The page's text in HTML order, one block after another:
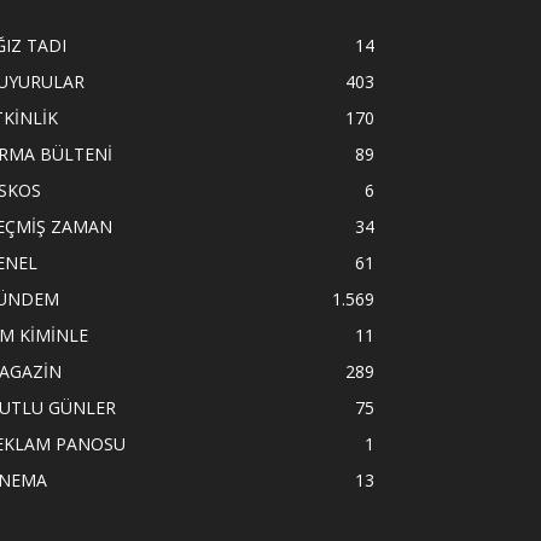
TADI
14
403
170
BÜLTENİ
89
6
ZAMAN
34
61
1.569
KİMİNLE
11
289
GÜNLER
75
PANOSU
1
13